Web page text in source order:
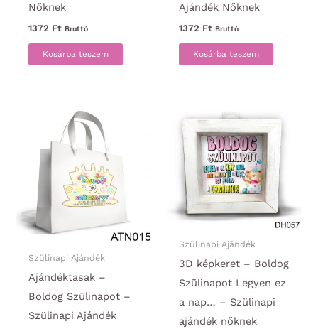
Nőknek
1372 Ft Bruttó
Kosárba teszem
Ajándék Nőknek
1372 Ft Bruttó
Kosárba teszem
Szülinapi Ajándék
Ajándéktasak –
Boldog Szülinapot –
Szülinapi Ajándék
Szülinapi Ajándék
3D képkeret – Boldog
Szülinapot Legyen ez
a nap… – Szülinapi
ajándék nőknek